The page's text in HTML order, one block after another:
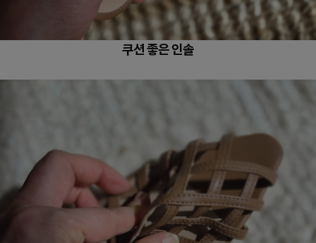
쿠션 좋은 인솔